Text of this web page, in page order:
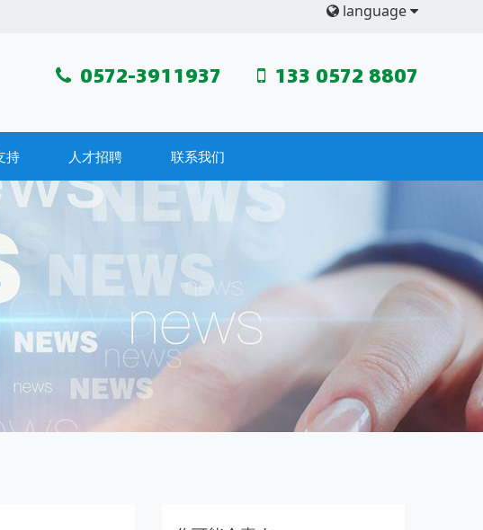
language
0572-3911937 133 0572 8807
持 人才招聘 联系我们